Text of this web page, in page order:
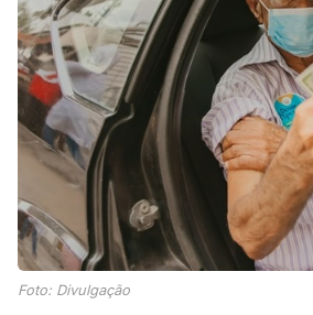
Foto: Divulgação